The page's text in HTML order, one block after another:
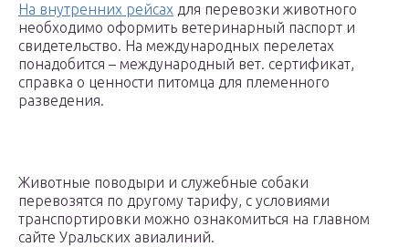
На внутренних рейсах для перевозки животного
необходимо оформить ветеринарный паспорт и
свидетельство. На международных перелетах
понадобится – международный вет. сертификат,
справка о ценности питомца для племенного
разведения.
Животные поводыри и служебные собаки
перевозятся по другому тарифу, с условиями
транспортировки можно ознакомиться на главном
сайте Уральских авиалиний.